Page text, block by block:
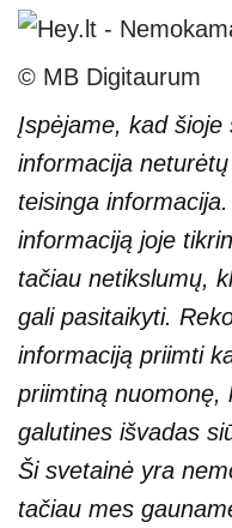
© MB Digitaurum
Įspėjame, kad
informacija
teisinga
informaciją joje
tačiau netikslumų,
gali pasitaikyti.
informaciją priimti
priimtiną nuomonę,
galutines išvadas
Ši svetainė yra
tačiau mes